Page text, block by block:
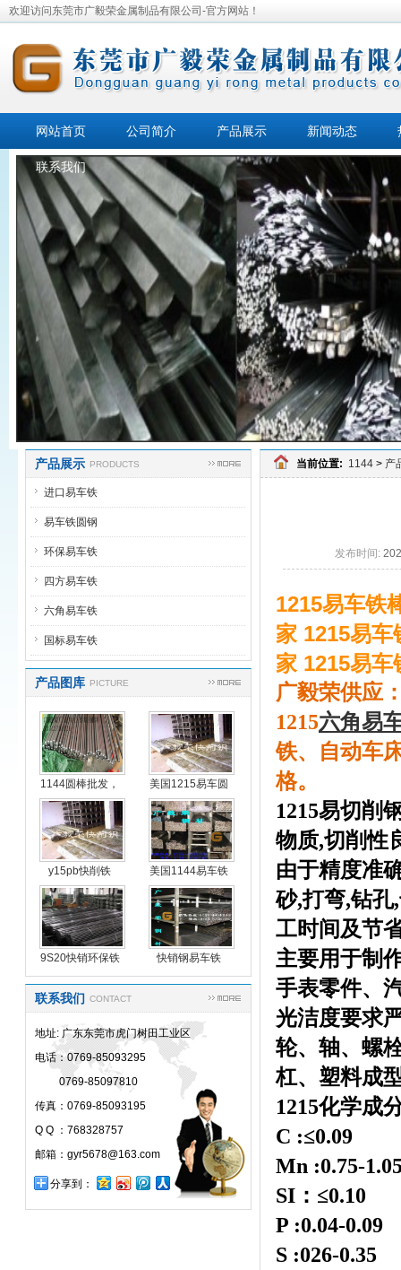
欢迎访问东莞市广毅荣金属制品有限公司-官方网站！
网站首页 公司简介 产品展示 新闻动态
联系我们
产品展示 PRODUCTS
进口易车铁
易车铁圆钢
环保易车铁
四方易车铁
六角易车铁
国标易车铁
产品图库 PICTURE
1144圆棒批发，
进
美国1215易车圆
钢
y15pb快削铁
y15p
美国1144易车铁
9S20快销环保铁 快销钢易车铁
联系我们 CONTACT
地址: 广东东莞市虎门树田工业区
电话：0769-85093295
0769-85097810
传真：0769-85093195
Q Q ：768328757
邮箱：gyr5678@163.com
分享到：
当前位置: 1144 > 产
发布时间:
1215易车铁
家 1215易车
家 1215易车
广毅荣供应
1215六角易
铁、自动车
格。
1215易切削
物质,切削性
由于精度准
砂,打弯,钻
工时间及节
主要用于制
手表零件、
光洁度要求
轮、轴、螺
杠、塑料成
1215化学成
C :≤0.09
Mn :0.75-
SI：≤0.10
P :0.04-0.09
S :026-0.35